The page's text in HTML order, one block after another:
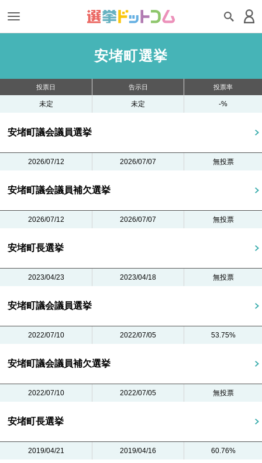
安堵町選挙
投票日 告示日 投票率
未定 未定 -%
安堵町議会議員選挙
2026/07/12 2026/07/07 無投票
安堵町議会議員補欠選挙
2026/07/12 2026/07/07 無投票
安堵町長選挙
2023/04/23 2023/04/18 無投票
安堵町議会議員選挙
2022/07/10 2022/07/05 53.75%
安堵町議会議員補欠選挙
2022/07/10 2022/07/05 無投票
安堵町長選挙
2019/04/21 2019/04/16 60.76%